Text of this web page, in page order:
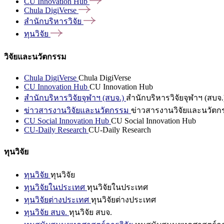
Chula DigiVerse
สำนักบริหารวิจัย
ทุนวิจัย
วิจัยและนวัตกรรม
Chula DigiVerse Chula DigiVerse
CU Innovation Hub CU Innovation Hub
สำนักบริหารวิจัยจุฬาฯ (สบจ.) สำนักบริหารวิจัยจุฬาฯ (สบจ
ข่าวสารงานวิจัยและนวัตกรรม ข่าวสารงานวิจัยและนวัตก
CU Social Innovation Hub CU Social Innovation Hub
CU-Daily Research CU-Daily Research
ทุนวิจัย
ทุนวิจัย ทุนวิจัย
ทุนวิจัยในประเทศ ทุนวิจัยในประเทศ
ทุนวิจัยต่างประเทศ ทุนวิจัยต่างประเทศ
ทุนวิจัย สบจ. ทุนวิจัย สบจ.